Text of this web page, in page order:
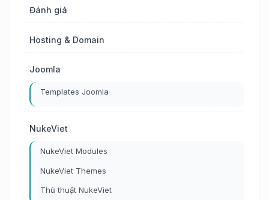
Đánh giá
Hosting & Domain
Joomla
Templates Joomla
NukeViet
NukeViet Modules
NukeViet Themes
Thủ thuật NukeViet